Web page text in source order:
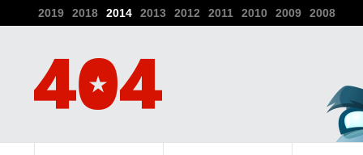
2019 2018 2014 2013 2012 2011 2010 2009 2008